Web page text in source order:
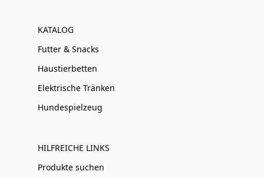
KATALOG
Futter & Snacks
Haustierbetten
Elektrische Tränken
Hundespielzeug
HILFREICHE LINKS
Produkte suchen